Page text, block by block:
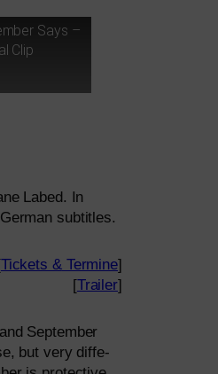
Says –
Clip
Labed. In
subtitles.
Tickets & Termine]
[Trailer]
September
but very dif­fe­